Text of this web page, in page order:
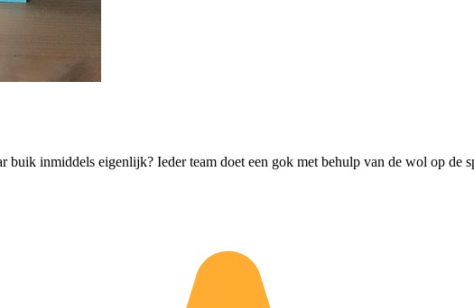
inmiddels eigenlijk? Ieder team doet een gok met behulp van de wol op de